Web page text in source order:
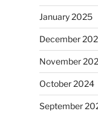
January 2025
December
November
October 2024
September